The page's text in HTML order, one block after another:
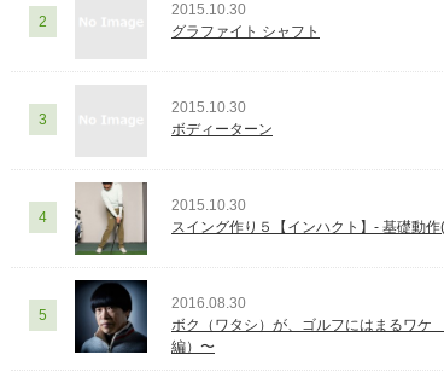
2
2015.10.30
グラファイト シャフト
3
2015.10.30
ボディーターン
4
2015.10.30
スイング作り５【インハクト】‐ 基礎動作
5
2016.08.30
ボク（ワタシ）が、ゴルフにはまるワケ
編）〜